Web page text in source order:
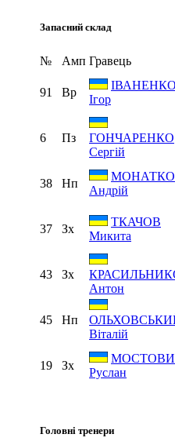
Запасний склад
№ Амп Гравець
91 Вр
ІВАНЕНКО
Ігор
6 Пз
ГОНЧАРЕНКО
Сергій
38 Нп
МОНАТКО
Андрій
37 Зх
ТКАЧОВ
Микита
43 Зх
Антон
45 Нп
Віталій
19 Зх
Руслан
Головні тренери